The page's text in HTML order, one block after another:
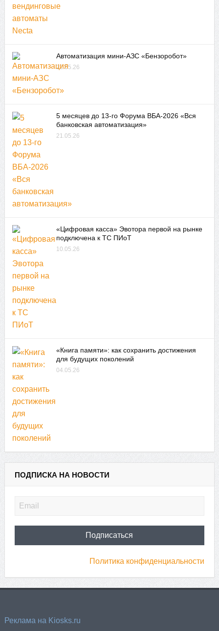
Автоматизация мини-АЗС «Бензоробот»
22.05.26
5 месяцев до 13-го Форума ВБА-2026 «Вся
банковская автоматизация»
21.05.26
«Цифровая касса» Эвотора первой на рынке
подключена к ТС ПИоТ
10.05.26
«Книга памяти»: как сохранить достижения
для будущих поколений
04.05.26
ПОДПИСКА НА НОВОСТИ
Политика конфиденциальности
Реклама на Kiosks.ru